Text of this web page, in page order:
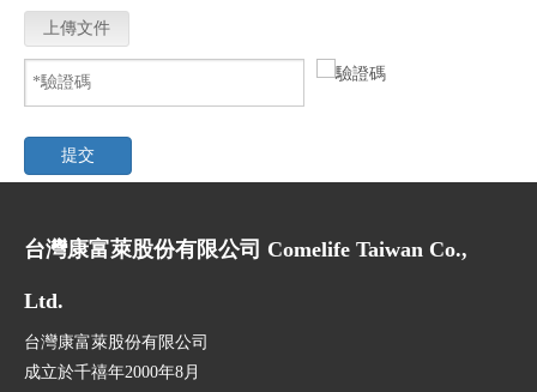
上傳文件
提交
台灣康富萊股份有限公司 Comelife Taiwan Co.,
Ltd.
台灣康富萊股份有限公司
成立於千禧年2000年8月